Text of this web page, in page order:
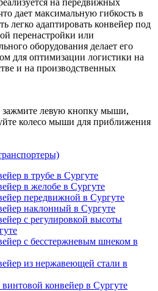
дает максимальную гибкость в
легко адаптировать конвейер под
перенастройки или
оборудования делает его
для оптимизации логистики на
и на производственных
зажмите левую кнопку мыши,
колесо мыши для приближения
в трубе в Сургуте
в желобе в Сургуте
передвижной в Сургуте
наклонный в Сургуте
с регулировкой высоты
с бесстержневым шнеком в
из нержавеющей стали в
конвейер в Сургуте